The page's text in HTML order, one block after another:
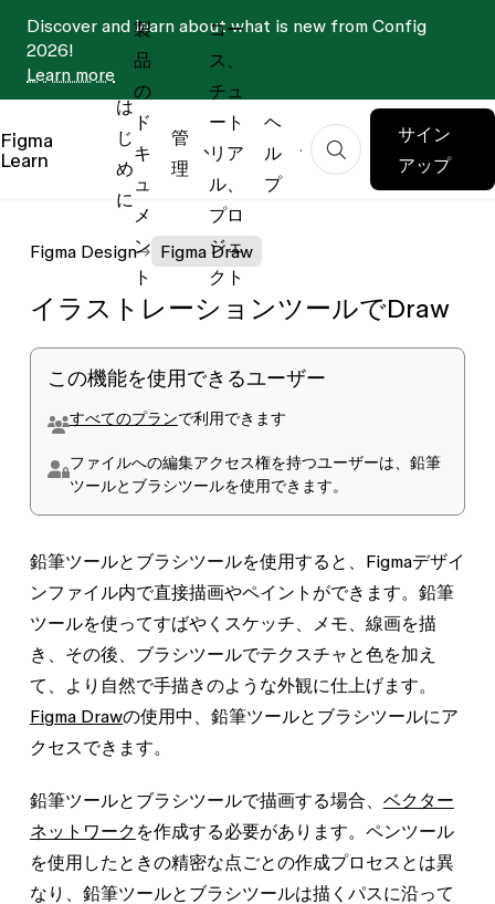
Discover and learn about what is new from Config
2026!
Learn more
Figma
Learn
は
じ
め
に
製
品
の
ド
キ
ュ
メ
ン
ト
管
理
コー
ス、
チュ
ート
リア
ル、
プロ
ジェ
クト
ヘ
ル
プ
サイン
アップ
Figma Design Figma Draw
イラストレーションツールでDraw
この機能を使用できるユーザー
すべてのプランで利用できます
ファイルへの編集アクセス権を持つユーザーは、鉛筆
ツールとブラシツールを使用できます。
鉛筆ツールとブラシツールを使用すると、Figmaデザイ
ンファイル内で直接描画やペイントができます。鉛筆
ツールを使ってすばやくスケッチ、メモ、線画を描
き、その後、ブラシツールでテクスチャと色を加え
て、より自然で手描きのような外観に仕上げます。
Figma Drawの使用中、鉛筆ツールとブラシツールにア
クセスできます。
鉛筆ツールとブラシツールで描画する場合、 ベクター
ネットワーク を作成する必要があります。 ペンツール
を使用したときの精密な点ごとの作成プロセスとは異
なり、鉛筆ツールとブラシツールは描くパスに沿って